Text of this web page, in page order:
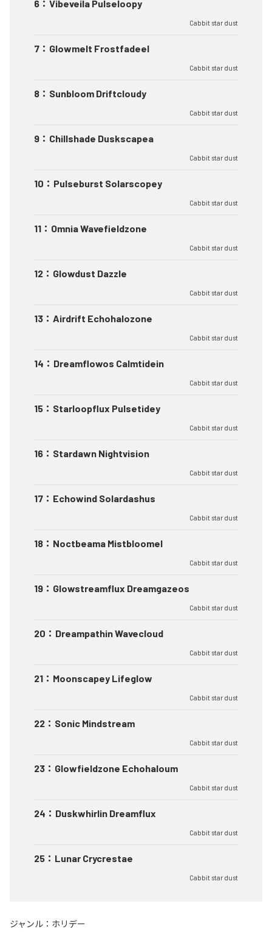
6 ： Vibeveila Pulseloopy
Cabbit star dust
7 ： Glowmelt Frostfadeel
Cabbit star dust
8 ： Sunbloom Driftcloudy
Cabbit star dust
9 ： Chillshade Duskscapea
Cabbit star dust
10 ： Pulseburst Solarscopey
Cabbit star dust
11 ： Omnia Wavefieldzone
Cabbit star dust
12 ： Glowdust Dazzle
Cabbit star dust
13 ： Airdrift Echohalozone
Cabbit star dust
14 ： Dreamflowos Calmtidein
Cabbit star dust
15 ： Starloopflux Pulsetidey
Cabbit star dust
16 ： Stardawn Nightvision
Cabbit star dust
17 ： Echowind Solardashus
Cabbit star dust
18 ： Noctbeama Mistbloomel
Cabbit star dust
19 ： Glowstreamflux Dreamgazeos
Cabbit star dust
20 ： Dreampathin Wavecloud
Cabbit star dust
21 ： Moonscapey Lifeglow
Cabbit star dust
22 ： Sonic Mindstream
Cabbit star dust
23 ： Glowfieldzone Echohaloum
Cabbit star dust
24 ： Duskwhirlin Dreamflux
Cabbit star dust
25 ： Lunar Crycrestae
Cabbit star dust
ジャンル： ホリデー